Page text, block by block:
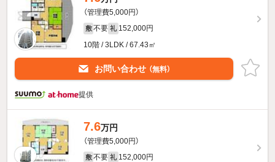
（管理費5,000円）
敷 不要 礼 152,000円
10階 / 3LDK / 67.43㎡
お問い合わせ （無料）
提供
7.6万円
（管理費5,000円）
敷 不要 礼 152,000円